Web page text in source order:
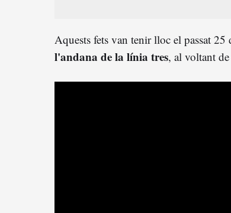
Aquests fets van tenir lloc el passat 25
l'andana de la línia tres, al voltant